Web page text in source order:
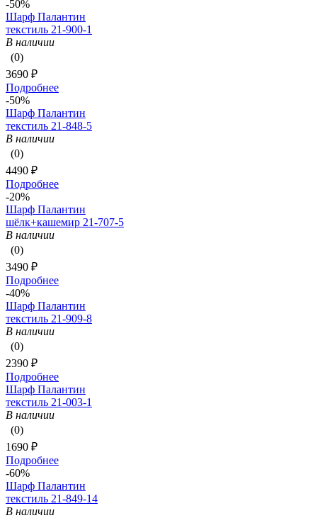
-50%
Шарф Палантин
текстиль 21-900-1
В наличии
(0)
3690 ₽
Подробнее
-50%
Шарф Палантин
текстиль 21-848-5
В наличии
(0)
4490 ₽
Подробнее
-20%
Шарф Палантин
шёлк+кашемир 21-707-5
В наличии
(0)
3490 ₽
Подробнее
-40%
Шарф Палантин
текстиль 21-909-8
В наличии
(0)
2390 ₽
Подробнее
Шарф Палантин
текстиль 21-003-1
В наличии
(0)
1690 ₽
Подробнее
-60%
Шарф Палантин
текстиль 21-849-14
В наличии